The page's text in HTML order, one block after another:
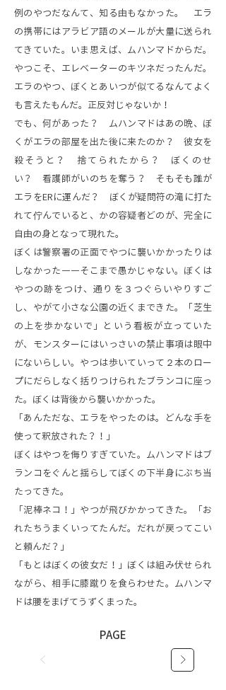
例のやつだなんて、知る由もなかった。 エラ
の携帯にはアラビア語のメールが大量に送られ
てきていた。いま思えば、ムハンマドからだ。
やつこそ、エレベーターのキツネだったんだ。
エラのやつ、ぼくとあいつが似てるなんてよく
も言えたもんだ。正反対じゃないか！
でも、何があった？ ムハンマドはあの晩、ぼ
くがエラの部屋を出た後に来たのか？ 彼女を
殺そうと？ 捨てられたから？ ぼくのせ
い？ 看護師がいのちを奪う？ そもそも誰が
エラをERに運んだ？ ぼくが疑問符の滝に打た
れて佇んでいると、かの容疑者どのが、完全に
自由の身となって現れた。
ぼくは警察署の正面でやつに襲いかかったりは
しなかった――そこまで愚かじゃない。ぼくは
やつの跡をつけ、通りを３つぐらいやりすご
し、やがて小さな公園の近くまできた。「芝生
の上を歩かないで」という看板が立っていた
が、モンスターにはいっさいの禁止事項は眼中
にないらしい。やつは歩いていって２本のロー
プにだらしなく括りつけられたブランコに座っ
た。ぼくは背後から襲いかかった。
「あんただな、エラをやったのは。どんな手を
使って釈放された？！」
ぼくはやつを侮りすぎていた。ムハンマドはブ
ランコをぐんと揺らしてぼくの下半身にぶち当
たってきた。
「泥棒ネコ！」やつが飛びかかってきた。「お
れたちうまくいってたんだ。だれが戻ってこい
と頼んだ？」
「もとはぼくの彼女だ！」ぼくは組み伏せられ
ながら、相手に膝蹴りを食らわせた。ムハンマ
ドは腰をまげてうずくまった。
PAGE